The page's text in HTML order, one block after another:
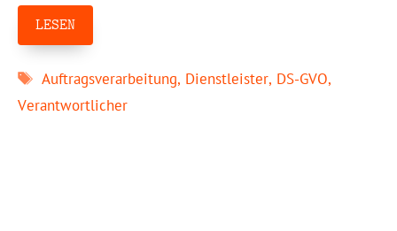
LESEN
Schlagwörter
Auftragsverarbeitung, Dienstleister, DS-GVO,
Verantwortlicher